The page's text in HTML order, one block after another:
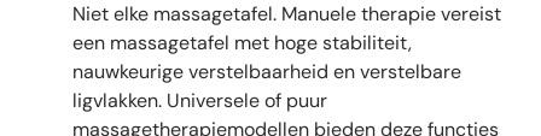
Niet elke massagetafel. Manuele therapie vereist
een massagetafel met hoge stabiliteit,
nauwkeurige verstelbaarheid en verstelbare
ligvlakken. Universele of puur
massagetherapiemodellen bieden deze functies